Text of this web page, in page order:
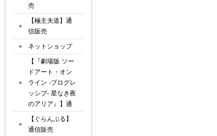
売
【極主夫道】通
信販売
ネットショップ
【『劇場版 ソー
ドアート・オン
ライン -プログレ
ッシブ- 星なき夜
のアリア』】通
【ぐらんぶる】
通信販売